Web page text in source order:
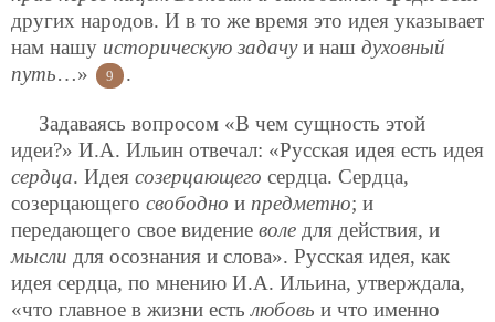
других народов. И в то же время это идея указывает
нам нашу историческую задачуи наш духовный
путь…» 9 .
Задаваясь вопросом «В чем сущность этой
идеи?» И.А. Ильин отвечал: «Русская идея есть идея
сердца. Идея созерцающего сердца. Сердца,
созерцающего свободно и предметно; и
передающего свое видение воле для действия, и
мысли для осознания и слова». Русская идея, как
идея сердца, по мнению И.А. Ильина, утверждала,
«что главное в жизни естьлюбовь и что именно